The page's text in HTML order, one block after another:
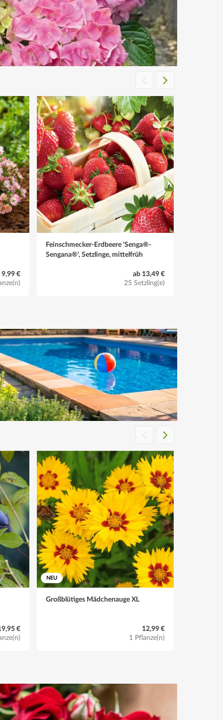
9,99 €
Feinschmecker-Erdbeere 'Senga®-
Sengana®', Setzlinge, mittelfrüh
ab 13,49 €
25 Setzling(e)
€
NEU
Großblütiges Mädchenauge XL
12,99 €
1 Pflanze(n)